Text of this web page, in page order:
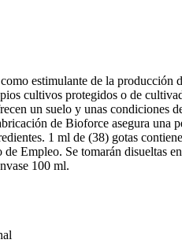
estimulante de la
cultivos protegidos o de
un suelo y unas condiciones
de Bioforce asegura
1 ml de (38) gotas
Empleo. Se tomarán disueltas
100 ml.